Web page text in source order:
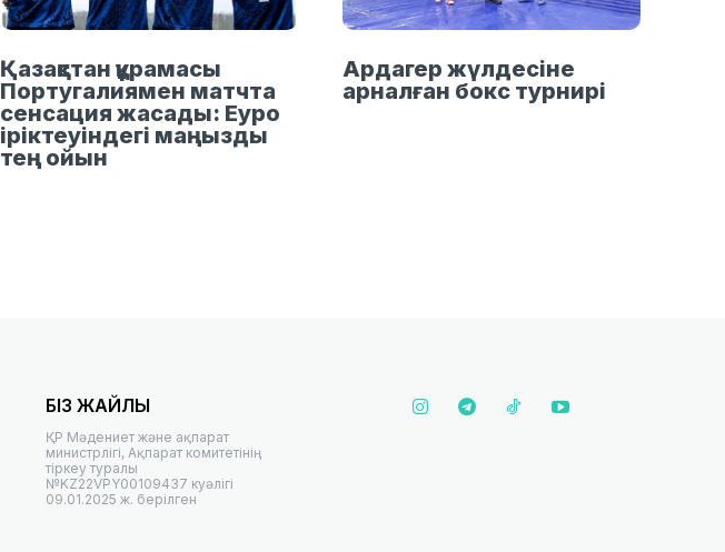
Қазақстан құрамасы
Португалиямен матчта
сенсация жасады: Еуро
іріктеуіндегі маңызды
тең ойын
Ардагер жүлдесіне
арналған бокс турнирі
БІЗ ЖАЙЛЫ
ҚР Мәдениет және ақпарат
министрлігі, Ақпарат комитетінің
тіркеу туралы
№KZ22VPY00109437 куәлігі
09.01.2025 ж. берілген